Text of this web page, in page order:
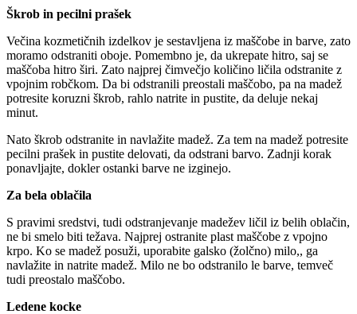
Škrob in pecilni prašek
Večina kozmetičnih izdelkov je sestavljena iz maščobe in barve, zato
moramo odstraniti oboje. Pomembno je, da ukrepate hitro, saj se
maščoba hitro širi. Zato najprej čimvečjo količino ličila odstranite z
vpojnim robčkom. Da bi odstranili preostali maščobo, pa na madež
potresite koruzni škrob, rahlo natrite in pustite, da deluje nekaj
minut.
Nato škrob odstranite in navlažite madež. Za tem na madež potresite
pecilni prašek in pustite delovati, da odstrani barvo. Zadnji korak
ponavljajte, dokler ostanki barve ne izginejo.
Za bela oblačila
S pravimi sredstvi, tudi odstranjevanje madežev ličil iz belih oblačin,
ne bi smelo biti težava. Najprej ostranite plast maščobe z vpojno
krpo. Ko se madež posuži, uporabite galsko (žolčno) milo,, ga
navlažite in natrite madež. Milo ne bo odstranilo le barve, temveč
tudi preostalo maščobo.
Ledene kocke